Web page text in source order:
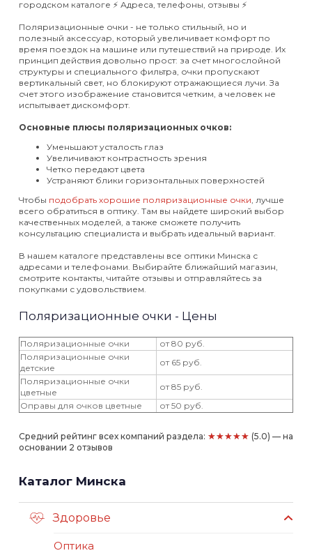
городском каталоге ⚡️ Адреса, телефоны, отзывы ⚡️
Поляризационные очки - не только стильный, но и
полезный аксессуар, который увеличивает комфорт по
время поездок на машине или путешествий на природе. Их
принцип действия довольно прост: за счет многослойной
структуры и специального фильтра, очки пропускают
вертикальный свет, но блокируют отражающиеся лучи. За
счет этого изображение становится четким, а человек не
испытывает дискомфорт.
Основные плюсы поляризационных очков:
Уменьшают усталость глаз
Увеличивают контрастность зрения
Четко передают цвета
Устраняют блики горизонтальных поверхностей
Чтобы подобрать хорошие поляризационные очки , лучше
всего обратиться в оптику. Там вы найдете широкий выбор
качественных моделей, а также сможете получить
консультацию специалиста и выбрать идеальный вариант.
В нашем каталоге представлены все оптики Минска с
адресами и телефонами. Выбирайте ближайший магазин,
смотрите контакты, читайте отзывы и отправляйтесь за
покупками с удовольствием.
Поляризационные очки - Цены
Поляризационные очки
от 80 руб.
Поляризационные очки
детские
от 65 руб.
Поляризационные очки
цветные
от 85 руб.
Оправы для очков цветные
от 50 руб.
Средний рейтинг всех компаний раздела: ★★★★★ (5.0) — на
основании 2 отзывов
Каталог Минска
Здоровье
Оптика